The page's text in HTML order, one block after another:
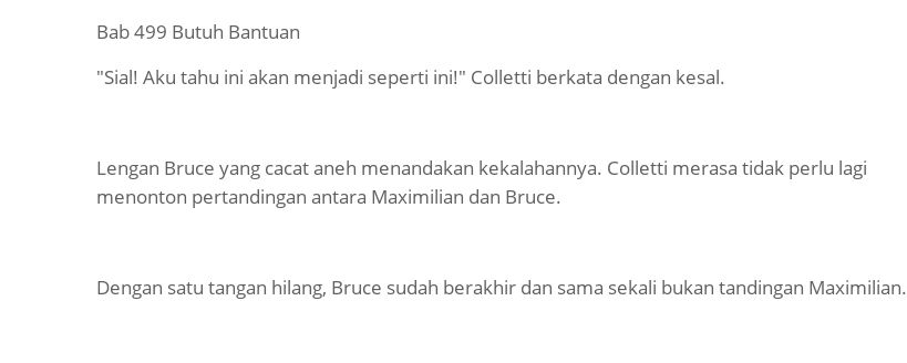
Bab 499 Butuh Bantuan
"Sial! Aku tahu ini akan menjadi seperti ini!" Colletti berkata dengan kesal.
Lengan Bruce yang cacat aneh menandakan kekalahannya. Colletti merasa tidak perlu lagi
menonton pertandingan antara Maximilian dan Bruce.
Dengan satu tangan hilang, Bruce sudah berakhir dan sama sekali bukan tandingan Maximilian.